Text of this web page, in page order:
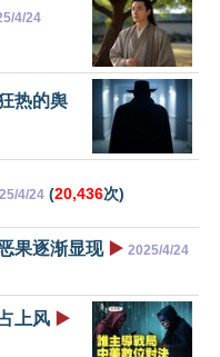
4/24
热的舆
4/24 (20,436次)
果逐渐显现 ▶️ 2025/4/24
上风 ▶️